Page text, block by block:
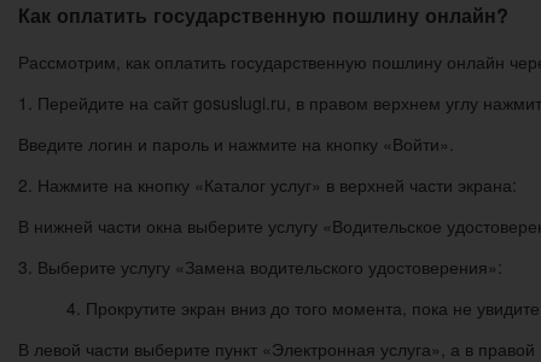
Как оплатить государственную пошлину онлайн?
Рассмотрим, как оплатить государственную пошлину онлайн
1. Перейдите на сайт gosuslugi.ru, в правом верхнем углу
Введите логин и пароль и нажмите на кнопку «Войти».
2. Нажмите на кнопку «Каталог услуг» в верхней части экрана:
В нижней части окна выберите услугу «Водительское
3. Выберите услугу «Замена водительского удостоверения»:
4. Прокрутите экран вниз до того момента, пока не
В левой части выберите пункт «Электронная услуга», а в